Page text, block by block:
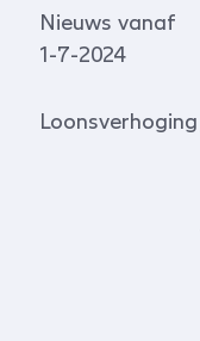
Nieuws vanaf
1-7-2024
Loonsverhoging